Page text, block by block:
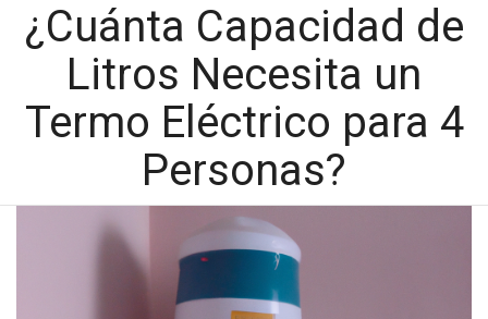
¿Cuánta Capacidad de
Litros Necesita un
Termo Eléctrico para 4
Personas?